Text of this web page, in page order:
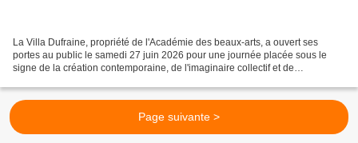
La Villa Dufraine, propriété de l'Académie des beaux-arts, a ouvert ses
portes au public le samedi 27 juin 2026 pour une journée placée sous le
signe de la création contemporaine, de l'imaginaire collectif et de
Page suivante >